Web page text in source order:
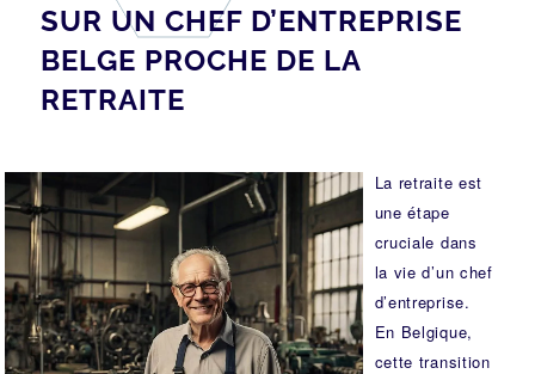
SUR UN CHEF D’ENTREPRISE
BELGE PROCHE DE LA
RETRAITE
La retraite est
une étape
cruciale dans
la vie d’un chef
d’entreprise.
En Belgique,
cette transition